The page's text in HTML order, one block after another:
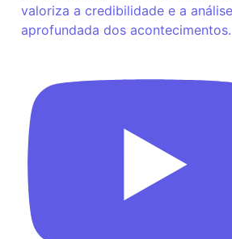
valoriza a credibilidade e a análise
aprofundada dos acontecimentos.